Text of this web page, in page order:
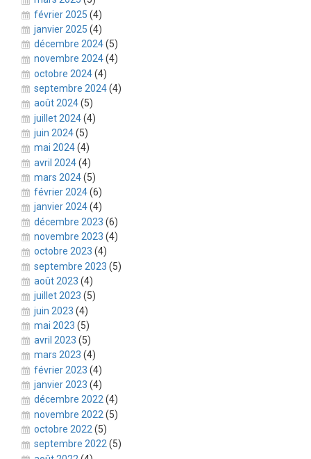
février 2025 (4)
janvier 2025 (4)
décembre 2024(5)
novembre 2024(4)
octobre 2024(4)
septembre 2024(4)
août 2024(5)
juillet 2024(4)
juin 2024(5)
mai 2024(4)
avril 2024(4)
mars 2024(5)
février 2024(6)
janvier 2024(4)
décembre 2023 (6)
novembre 2023 (4)
octobre 2023 (4)
septembre 2023 (5)
août 2023 (4)
juillet 2023 (5)
juin 2023 (4)
mai 2023 (5)
avril 2023 (5)
mars 2023 (4)
février 2023 (4)
janvier 2023 (4)
décembre 2022(4)
novembre 2022 (5)
octobre 2022 (5)
septembre 2022(5)